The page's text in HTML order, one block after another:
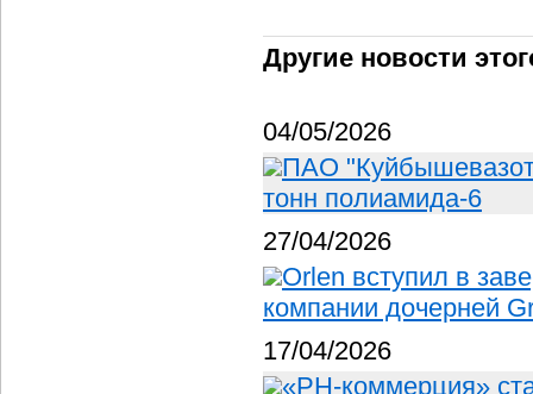
Другие новости
04/05/2026
ПАО
тонн полиамида-6
27/04/2026
Orlen вступил в
компании дочерней
17/04/2026
«РН-коммерция»